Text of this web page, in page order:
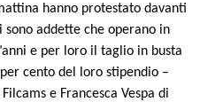
hanno protestato davanti
sono addette che operano in
e per loro il taglio in busta
cento del loro stipendio –
e Francesca Vespa di